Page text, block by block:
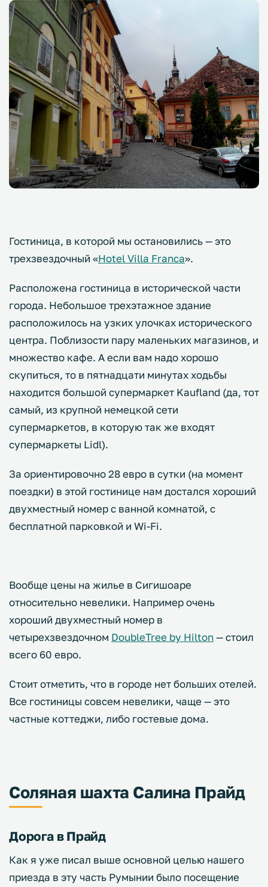
Гостиница, в которой мы остановились — это
трехзвездочный «Hotel Villa Franca».
Расположена гостиница в исторической части
города. Небольшое трехэтажное здание
расположилось на узких улочках исторического
центра. Поблизости пару маленьких магазинов, и
множество кафе. А если вам надо хорошо
скупиться, то в пятнадцати минутах ходьбы
находится большой супермаркет Kaufland (да, тот
самый, из крупной немецкой сети
супермаркетов, в которую так же входят
супермаркеты Lidl).
За ориентировочно 28 евро в сутки (на момент
поездки) в этой гостинице нам достался хороший
двухместный номер с ванной комнатой, с
бесплатной парковкой и Wi-Fi.
Вообще цены на жилье в Сигишоаре
относительно невелики. Например очень
хороший двухместный номер в
четырехзвездочном DoubleTree by Hilton— стоил
всего 60 евро.
Стоит отметить, что в городе нет больших отелей.
Все гостиницы совсем невелики, чаще — это
частные коттеджи, либо гостевые дома.
Соляная шахта Салина Прайд
Дорога в Прайд
Как я уже писал выше основной целью нашего
приезда в эту часть Румынии было посещение